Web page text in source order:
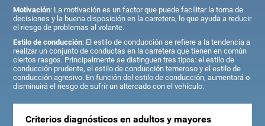
Motivación: La motivación es un factor que puede facilitar la toma de
decisiones y la buena disposición en la carretera, lo que ayuda a reducir
el riesgo de problemas al volante.
Estilo de conducción: El estilo de conducción se refiere a la tendencia a
realizar un conjunto de conductas en la carretera que tienen en común
ciertos rasgos. Principalmente se distinguen tres tipos: el estilo de
conducción prudente, el estilo de conducción temeroso y el estilo de
conducción agresivo. En función del estilo de conducción, aumentará o
disminuirá el riesgo de sufrir un altercado con el vehículo.
Criterios diagnósticos en adultos y mayores